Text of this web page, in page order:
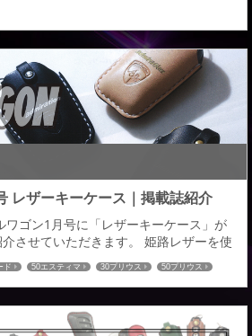
レザーキーケース｜掲載誌紹介
ワゴン1月号に「レザーキーケース」が
させていただきます。 姫路レザーを使
産車に対応したレザーキーケースとな
よる選べる仕様は全８９６通り。 革の
色：全１６色／ロゴの色：全２色／金
メージにあった愛車とのコーディネイ
キ―ケースが見つかる...
ド 50エスティマ 30プリウス
50プリウス